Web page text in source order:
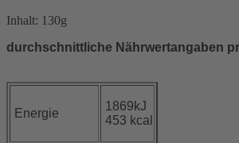
Inhalt: 130g
durchschnittliche Nährwertangaben
Energie
1869kJ
453 kcal